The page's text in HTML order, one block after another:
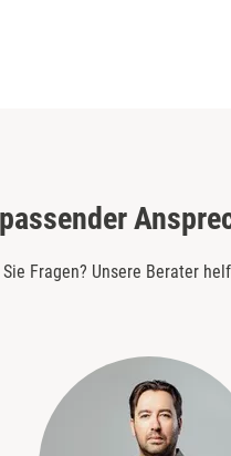
Sie Fragen? Unsere Berater